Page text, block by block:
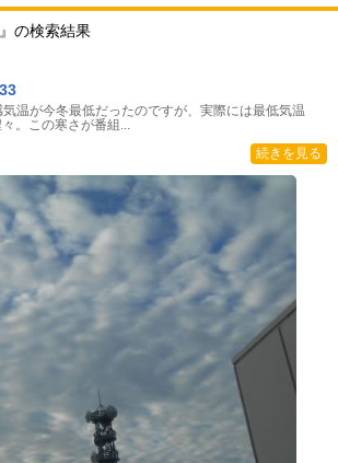
の検索結果
温が今冬最低だったのですが、実際には最低気温
。この寒さが番組...
続きを見る